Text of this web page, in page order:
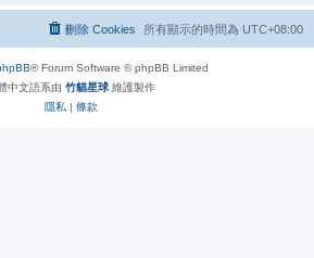
所有顯示的時間為 UTC+08:00
刪除 Cookies
® Forum Software © phpBB Limited
中文語系由 竹貓星球 維護製作
隱私 | 條款